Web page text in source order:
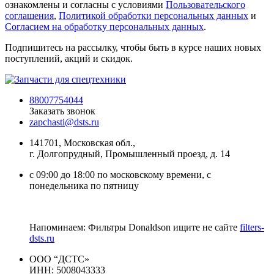
ознакомлены и согласны с условиями Пользовательского
соглашения, Политикой обработки персональных данных и
Согласием на обработку персональных данных.
Подпишитесь на рассылку, чтобы быть в курсе наших новых
поступлений, акций и скидок.
88007754044
Заказать звонок
zapchasti@dsts.ru
141701, Московская обл.,
г. Долгопрудный, Промышленный проезд, д. 14
с 09:00 до 18:00 по московскому времени, с
понедельника по пятницу
Напоминаем: Фильтры Donaldson ищите не сайте filters-
dsts.ru
ООО “ДСТС»
ИНН: 5008043333